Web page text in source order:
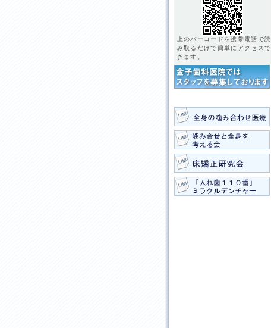
上のバーコードを携帯電話で読
み取るだけで簡単にアクセスで
きます。